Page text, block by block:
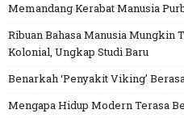
Memandang Kerabat Manusia
Ribuan Bahasa Manusia Mungkin
Kolonial, Ungkap Studi Baru
Benarkah ‘Penyakit Viking’
Mengapa Hidup Modern Terasa